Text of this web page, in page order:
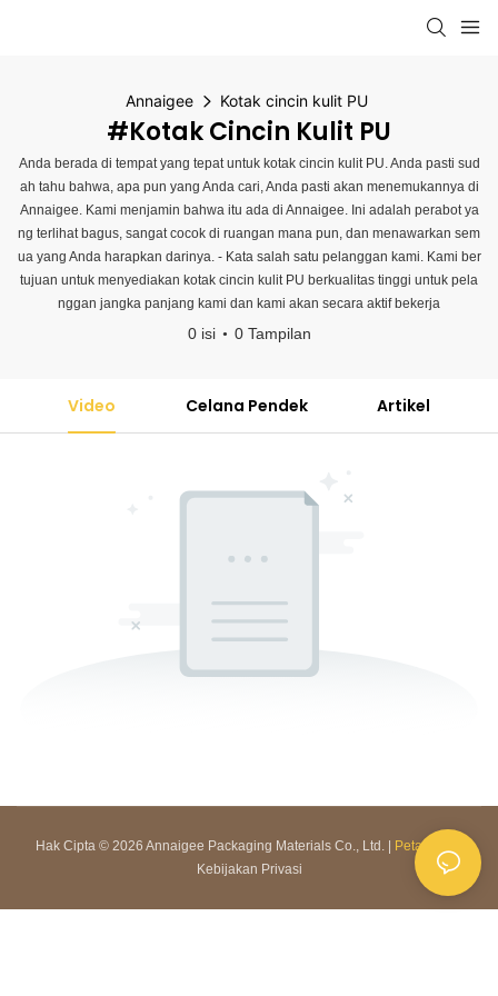
Annaigee Kotak cincin kulit PU
#Kotak Cincin Kulit PU
Anda berada di tempat yang tepat untuk kotak cincin kulit PU. Anda pasti sud
ah tahu bahwa, apa pun yang Anda cari, Anda pasti akan menemukannya di
Annaigee. Kami menjamin bahwa itu ada di Annaigee. Ini adalah perabot ya
ng terlihat bagus, sangat cocok di ruangan mana pun, dan menawarkan sem
ua yang Anda harapkan darinya. - Kata salah satu pelanggan kami. Kami ber
tujuan untuk menyediakan kotak cincin kulit PU berkualitas tinggi untuk pela
nggan jangka panjang kami dan kami akan secara aktif bekerja
0 isi 0 Tampilan
Video Celana Pendek Artikel
Hak Cipta © 2026 Annaigee Packaging Materials Co., Ltd. | Peta Situs
Kebijakan Privasi